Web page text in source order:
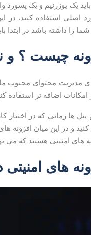
یک یوزرنیم و یک
اصلی استفاده کنید. در
را داشته باشد در ابتدا
چیست ؟
مدیریت محتوای محبوب
امکانات اضافه تر استفاده
پنل ها زمانی که در
و در این میان افزونه
های امنیتی هستند که می
های